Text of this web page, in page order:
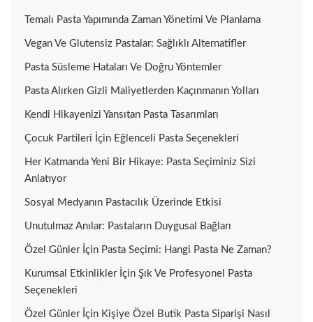
Temalı Pasta Yapımında Zaman Yönetimi Ve Planlama
Vegan Ve Glutensiz Pastalar: Sağlıklı Alternatifler
Pasta Süsleme Hataları Ve Doğru Yöntemler
Pasta Alırken Gizli Maliyetlerden Kaçınmanın Yolları
Kendi Hikayenizi Yansıtan Pasta Tasarımları
Çocuk Partileri İçin Eğlenceli Pasta Seçenekleri
Her Katmanda Yeni Bir Hikaye: Pasta Seçiminiz Sizi
Anlatıyor
Sosyal Medyanın Pastacılık Üzerinde Etkisi
Unutulmaz Anılar: Pastaların Duygusal Bağları
Özel Günler İçin Pasta Seçimi: Hangi Pasta Ne Zaman?
Kurumsal Etkinlikler İçin Şık Ve Profesyonel Pasta
Seçenekleri
Özel Günler İçin Kişiye Özel Butik Pasta Siparişi Nasıl